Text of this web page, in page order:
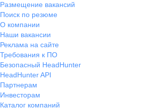
Размещение вакансий
Поиск по резюме
О компании
Наши вакансии
Реклама на сайте
Требования к ПО
Безопасный HeadHunter
HeadHunter API
Партнерам
Инвесторам
Каталог компаний